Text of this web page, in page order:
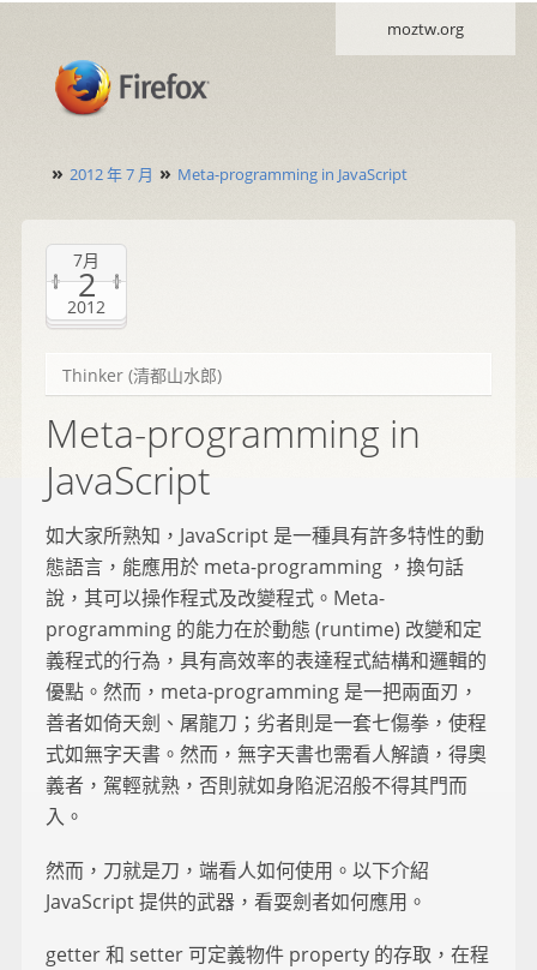
moztw.org
» 2012 年 7 月 » Meta-programming in JavaScript
7月
2
2012
Thinker (清都山水郎)
Meta-programming in
JavaScript
如大家所熟知，JavaScript 是一種具有許多特性的動
態語言，能應用於 meta-programming ，換句話
說，其可以操作程式及改變程式。Meta-
programming 的能力在於動態 (runtime) 改變和定
義程式的行為，具有高效率的表達程式結構和邏輯的
優點。然而，meta-programming 是一把兩面刃，
善者如倚天劍、屠龍刀；劣者則是一套七傷拳，使程
式如無字天書。然而，無字天書也需看人解讀，得奧
義者，駕輕就熟，否則就如身陷泥沼般不得其門而
入。
然而，刀就是刀，端看人如何使用。以下介紹
JavaScript 提供的武器，看耍劍者如何應用。
getter 和 setter 可定義物件 property 的存取，在程